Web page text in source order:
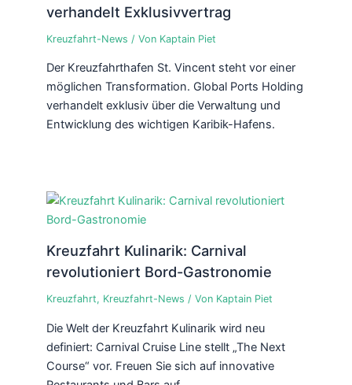
verhandelt Exklusivvertrag
Kreuzfahrt-News / Von Kaptain Piet
Der Kreuzfahrthafen St. Vincent steht vor einer
möglichen Transformation. Global Ports Holding
verhandelt exklusiv über die Verwaltung und
Entwicklung des wichtigen Karibik-Hafens.
Kreuzfahrt Kulinarik: Carnival
revolutioniert Bord-Gastronomie
Kreuzfahrt, Kreuzfahrt-News / Von Kaptain Piet
Die Welt der Kreuzfahrt Kulinarik wird neu
definiert: Carnival Cruise Line stellt „The Next
Course“ vor. Freuen Sie sich auf innovative